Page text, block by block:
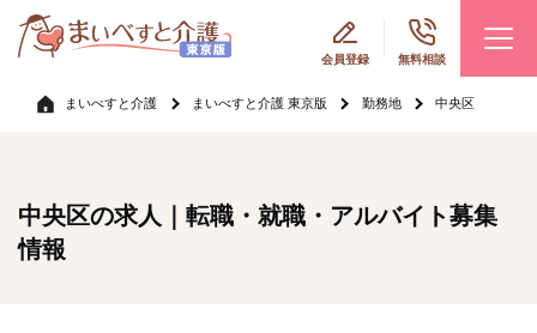
会員登録 無料相談
まいべすと介護 まいべすと介護 東京版 勤務地 中央区
中央区の求人｜転職・就職・アルバイト募集
情報